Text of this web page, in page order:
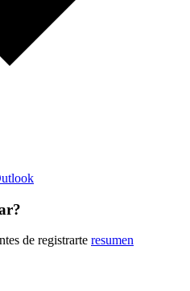
de registrarte resumen